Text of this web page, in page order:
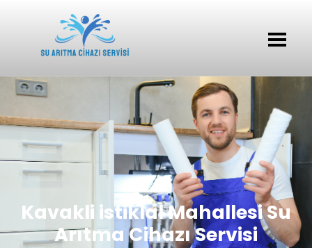
Kavakli istiklal Mahallesi Su
Arıtma Cihazı Servisi